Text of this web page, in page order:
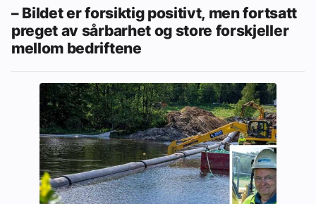
– Bildet er forsiktig positivt, men fortsatt
preget av sårbarhet og store forskjeller
mellom bedriftene